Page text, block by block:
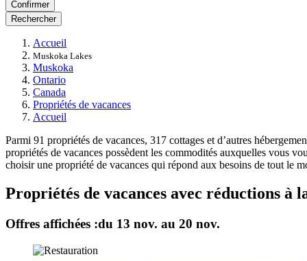
Confirmer
Rechercher
Accueil
Muskoka Lakes
Muskoka
Ontario
Canada
Propriétés de vacances
Accueil
Parmi 91 propriétés de vacances, 317 cottages et d’autres
propriétés de vacances possèdent les commodités auxquelles vous
choisir une propriété de vacances qui répond aux besoins de tout le
Propriétés de vacances avec réductions à
Offres affichées :du 13 nov. au 20 nov.